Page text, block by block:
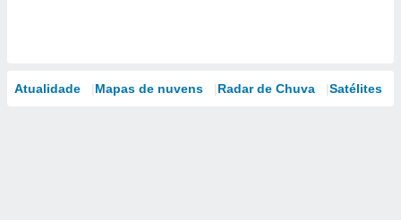
Atualidade Mapas de nuvens Radar de Chuva Satélites